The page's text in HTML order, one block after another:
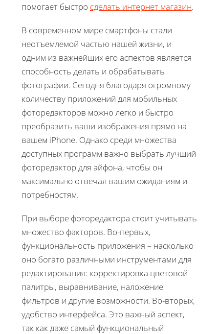
помогает быстро сделать интернет магазин.
В современном мире смартфоны стали
неотъемлемой частью нашей жизни, и
одним из важнейших его аспектов является
способность делать и обрабатывать
фотографии. Сегодня благодаря огромному
количеству приложений для мобильных
фоторедакторов можно легко и быстро
преобразить ваши изображения прямо на
вашем iPhone. Однако среди множества
доступных программ важно выбрать лучший
фоторедактор для айфона, чтобы он
максимально отвечал вашим ожиданиям и
потребностям.
При выборе фоторедактора стоит учитывать
множество факторов. Во-первых,
функциональность приложения – насколько
оно богато различными инструментами для
редактирования: корректировка цветовой
палитры, выравнивание, наложение
фильтров и другие возможности. Во-вторых,
удобство интерфейса. Это важный аспект,
так как даже самый функциональный